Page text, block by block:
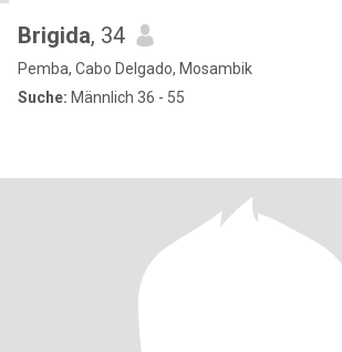
Brigida, 34
Pemba, Cabo Delgado, Mosambik
Suche: Männlich 36 - 55